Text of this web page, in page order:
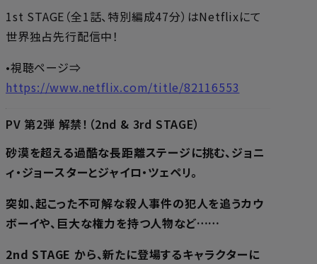
1st STAGE（全1話、特別編成47分）はNetflixにて
世界独占先行配信中！
•視聴ページ⇒
https://www.netflix.com/title/82116553
PV 第2弾 解禁！（2nd & 3rd STAGE）
砂漠を超える過酷な長距離ステージに挑む、ジョニ
ィ・ジョースターとジャイロ・ツェペリ。
突如、起こった不可解な殺人事件の犯人を追うカウ
ボーイや、巨大な権力を持つ人物など……
2nd STAGE から、新たに登場するキャラクターに